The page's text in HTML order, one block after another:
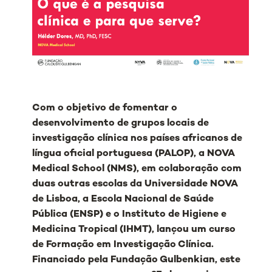
Com o objetivo de fomentar o
desenvolvimento de grupos locais de
investigação clínica nos países africanos de
língua oficial portuguesa (PALOP), a NOVA
Medical School (NMS), em colaboração com
duas outras escolas da Universidade NOVA
de Lisboa, a Escola Nacional de Saúde
Pública (ENSP) e o Instituto de Higiene e
Medicina Tropical (IHMT), lançou um curso
de Formação em Investigação Clínica.
Financiado pela Fundação Gulbenkian, este